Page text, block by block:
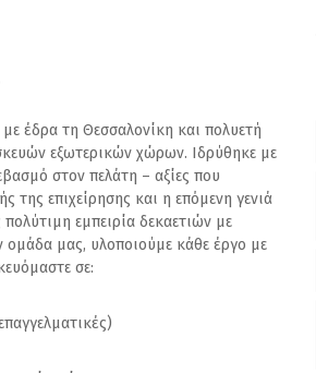
με έδρα τη Θεσσαλονίκη και πολυετή
εξωτερικών χώρων. Ιδρύθηκε με
στον πελάτη – αξίες που
της επιχείρησης και η επόμενη γενιά
εμπειρία δεκαετιών με
ομάδα μας, υλοποιούμε κάθε έργο με
σε: